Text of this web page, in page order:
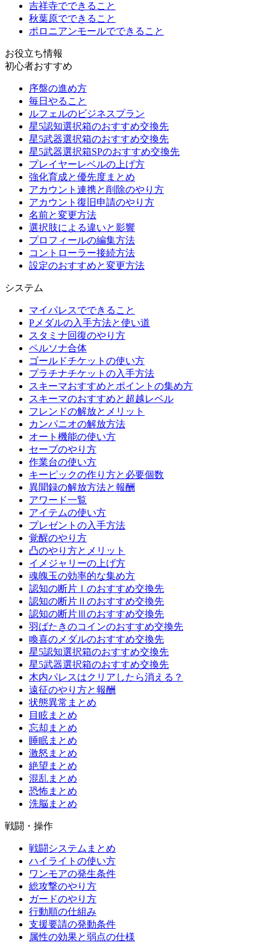
吉祥寺でできること
秋葉原でできること
ポロニアンモールでできること
お役立ち情報
初心者おすすめ
序盤の進め方
毎日やること
ルフェルのビジネスプラン
星5認知選択箱のおすすめ交換先
星5武器選択箱のおすすめ交換先
星5武器選択箱SPのおすすめ交換先
プレイヤーレベルの上げ方
強化育成と優先度まとめ
アカウント連携と削除のやり方
アカウント復旧申請のやり方
名前と変更方法
選択肢による違いと影響
プロフィールの編集方法
コントローラー接続方法
設定のおすすめと変更方法
システム
マイパレスでできること
Pメダルの入手方法と使い道
スタミナ回復のやり方
ペルソナ合体
ゴールドチケットの使い方
プラチナチケットの入手方法
スキーマおすすめとポイントの集め方
スキーマのおすすめと超越レベル
フレンドの解放とメリット
カンパニオの解放方法
オート機能の使い方
セーブのやり方
作業台の使い方
キーピックの作り方と必要個数
異聞録の解放方法と報酬
アワード一覧
アイテムの使い方
プレゼントの入手方法
覚醒のやり方
凸のやり方とメリット
イメジャリーの上げ方
魂魄玉の効率的な集め方
認知の断片Ⅰのおすすめ交換先
認知の断片Ⅱのおすすめ交換先
認知の断片Ⅲのおすすめ交換先
羽ばたきのコインのおすすめ交換先
喚喜のメダルのおすすめ交換先
星5認知選択箱のおすすめ交換先
星5武器選択箱のおすすめ交換先
木内パレスはクリアしたら消える？
遠征のやり方と報酬
状態異常まとめ
目眩まとめ
忘却まとめ
睡眠まとめ
激怒まとめ
絶望まとめ
混乱まとめ
恐怖まとめ
洗脳まとめ
戦闘・操作
戦闘システムまとめ
ハイライトの使い方
ワンモアの発生条件
総攻撃のやり方
ガードのやり方
行動順の仕組み
支援要請の発動条件
属性の効果と弱点の仕様